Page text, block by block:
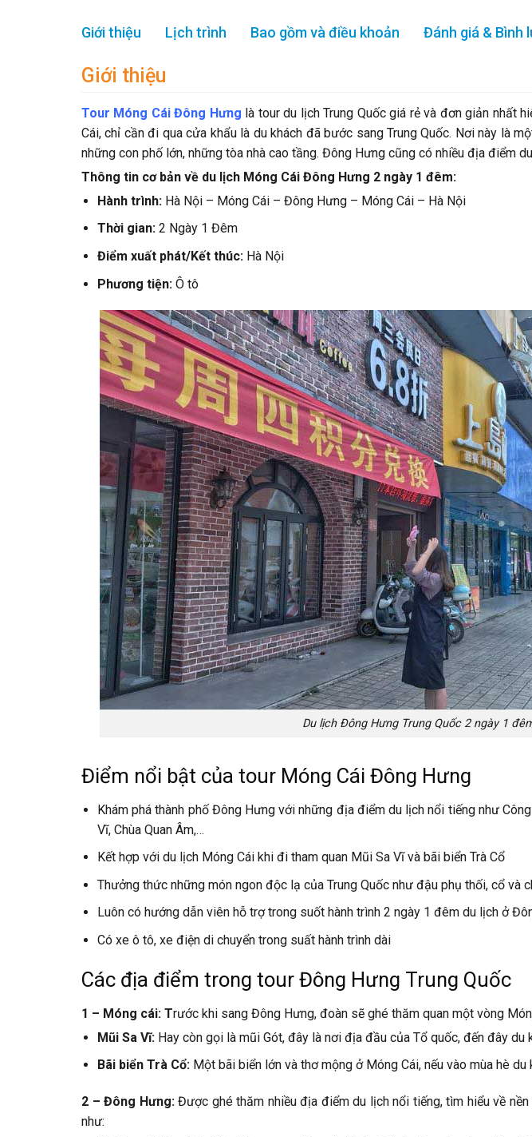
Giới thiệu Lịch trình Bao gồm và điều khoản Đánh giá & Bình
Giới thiệu
Tour Móng Cái Đông Hưng là tour du lịch Trung Quốc giá rẻ và đơn giản nhất
Cái, chỉ cần đi qua cửa khẩu là du khách đã bước sang Trung Quốc. Nơi này là
những con phố lớn, những tòa nhà cao tầng. Đông Hưng cũng có nhiều địa điểm
Thông tin cơ bản về du lịch Móng Cái Đông Hưng 2 ngày 1 đêm:
Hành trình: Hà Nội – Móng Cái – Đông Hưng – Móng Cái – Hà Nội
Thời gian: 2 Ngày 1 Đêm
Điểm xuất phát/Kết thúc: Hà Nội
Phương tiện: Ô tô
Du lịch Đông Hưng Trung Quốc 2 ngày 1
Điểm nổi bật của tour Móng Cái Đông Hưng
Khám phá thành phố Đông Hưng với những địa điểm du lịch nổi tiếng như
Vĩ, Chùa Quan Âm,…
Kết hợp với du lịch Móng Cái khi đi tham quan Mũi Sa Vĩ và bãi biển Trà Cổ
Thưởng thức những món ngon độc lạ của Trung Quốc như đậu phụ thối, cổ và
Luôn có hướng dẫn viên hỗ trợ trong suốt hành trình 2 ngày 1 đêm du lịch ở
Có xe ô tô, xe điện di chuyển trong suất hành trình dài
Các địa điểm trong tour Đông Hưng Trung Quốc
1 – Móng cái: Trước khi sang Đông Hưng, đoàn sẽ ghé thăm quan một vòng
Mũi Sa Vĩ: Hay còn gọi là mũi Gót, đây là nơi địa đầu của Tổ quốc, đến đây
Bãi biển Trà Cổ: Một bãi biển lớn và thơ mộng ở Móng Cái, nếu vào mùa hè
2 – Đông Hưng:Được ghé thăm nhiều địa điểm du lịch nổi tiếng, tìm hiểu về
như: